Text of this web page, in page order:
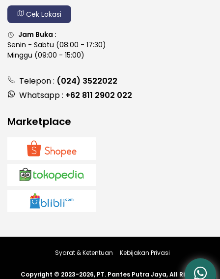
Cek Lokasi
Jam Buka :
Senin - Sabtu (08:00 - 17:30)
Minggu (09:00 - 15:00)
Telepon : (024) 3522022
Whatsapp : +62 811 2902 022
Marketplace
Copyright © 2023-2026, PT. Pantes Putra Jaya, All Rights
Syarat & Ketentuan Kebijakan Privasi